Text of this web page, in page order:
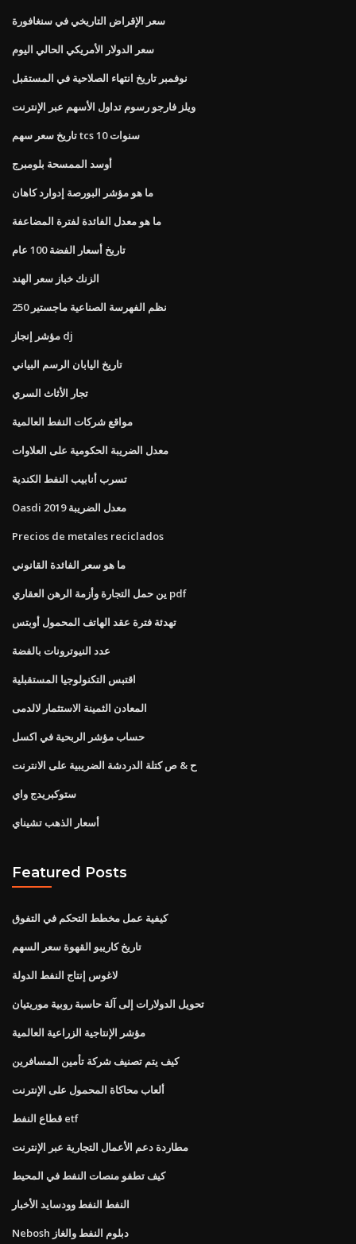
سعر الإقراض التاريخي في سنغافورة
سعر الدولار الأمريكي الحالي اليوم
نوفمبر تاريخ انتهاء الصلاحية في المستقبل
ويلز فارجو رسوم تداول الأسهم عبر الإنترنت
تاريخ سعر سهم tcs 10 سنوات
أوسد الممسحة بلومبرج
ما هو مؤشر البورصة إدوارد كاهان
ما هو معدل الفائدة لفترة المضاعفة
تاريخ أسعار الفضة 100 عام
الزنك خباز سعر الهند
نظم الفهرسة الصناعية ماجستير 250
مؤشر إنجاز dj
تاريخ اليابان الرسم البياني
تجار الأثاث السري
مواقع شركات النفط العالمية
معدل الضريبة الحكومية على العلاوات
تسرب أنابيب النفط الكندية
Oasdi معدل الضريبة 2019
Precios de metales reciclados
ما هو سعر الفائدة القانوني
ين حمل التجارة وأزمة الرهن العقاري pdf
تهدئة فترة عقد الهاتف المحمول أوبتس
عدد النيوترونات بالفضة
اقتبس التكنولوجيا المستقبلية
المعادن الثمينة الاستثمار لالدمى
حساب مؤشر الربحية في اكسل
ح & ص كتلة الدردشة الضريبية على الانترنت
ستوكبريدج واي
أسعار الذهب تشيناي
Featured Posts
كيفية عمل مخطط التحكم في التفوق
تاريخ كاريبو القهوة سعر السهم
لاغوس إنتاج النفط الدولة
تحويل الدولارات إلى آلة حاسبة روبية موريتيان
مؤشر الإنتاجية الزراعية العالمية
كيف يتم تصنيف شركة تأمين المسافرين
ألعاب محاكاة المحمول على الإنترنت
قطاع النفط etf
مطاردة دعم الأعمال التجارية عبر الإنترنت
كيف تطفو منصات النفط في المحيط
النفط النفط وودسايد الأخبار
Nebosh دبلوم النفط والغاز